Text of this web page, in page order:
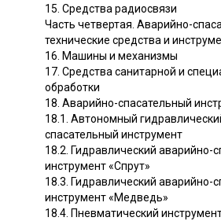
15. Средства радиосвязи
Часть четвертая. Аварийно-
технические средства и
16. Машины и механизмы
17. Средства санитарной и
обработки
18. Аварийно-спасательный
18.1. Автономный
спасательный инструмент
18.2. Гидравлический аварийно-
инструмент «Спрут»
18.3. Гидравлический аварийно-
инструмент «Медведь»
18.4. Пневматический